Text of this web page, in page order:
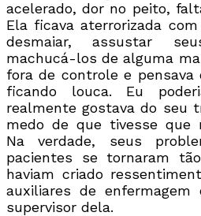
acelerado, dor no peito,
Ela ficava aterrorizada
desmaiar, assustar
machucá-los de alguma
fora de controle e pensava
ficando louca. Eu
realmente gostava do seu
medo de que tivesse que
Na verdade, seus
pacientes se tornaram
haviam criado
auxiliares de
supervisor dela.